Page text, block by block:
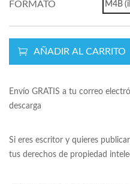
FORMATO
M4B
AÑADIR AL CARRITO
Envío GRATIS a tu correo
descarga
Si eres escritor y quieres
tus derechos de propiedad